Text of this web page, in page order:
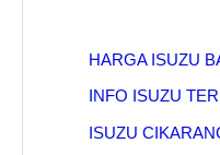
HARGA ISUZU
INFO ISUZU
ISUZU